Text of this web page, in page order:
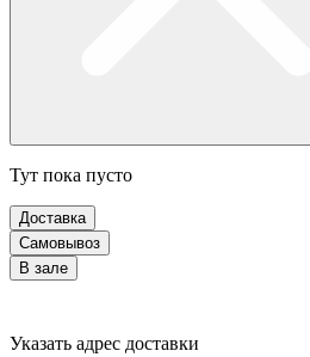
Тут пока пусто
Доставка
Самовывоз
В зале
Указать адрес доставки